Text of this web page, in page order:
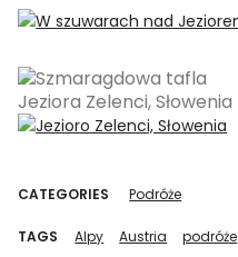
CATEGORIES Podróże
TAGS Alpy Austria podróże